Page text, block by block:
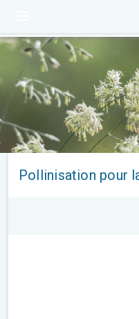
Pollinisation pour